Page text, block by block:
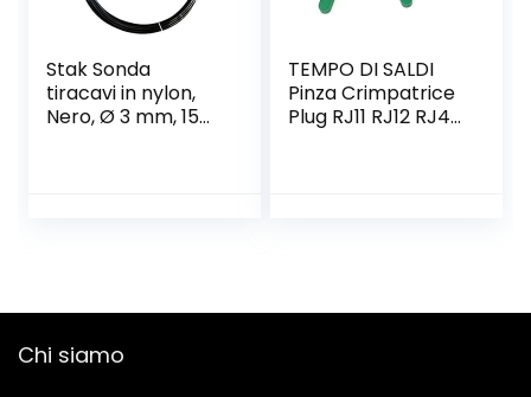
Stak Sonda
tiracavi in nylon,
Nero, Ø 3 mm, 15
TEMPO DI SALDI
Pinza Crimpatrice
Plug RJ11 RJ12 RJ45
Chi siamo